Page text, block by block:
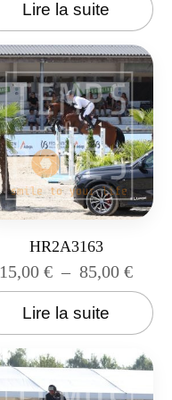
Lire la suite
HR2A3163
15,00€ – 85,00€
Lire la suite